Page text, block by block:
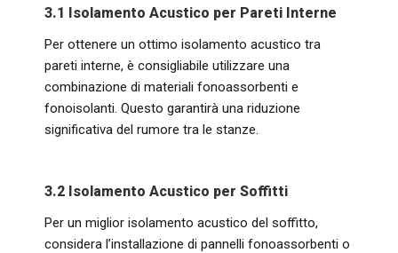
3.1 Isolamento Acustico per Pareti Interne
Per ottenere un ottimo isolamento acustico tra
pareti interne, è consigliabile utilizzare una
combinazione di materiali fonoassorbenti e
fonoisolanti. Questo garantirà una riduzione
significativa del rumore tra le stanze.
3.2 Isolamento Acustico per Soffitti
Per un miglior isolamento acustico del soffitto,
considera l’installazione di pannelli fonoassorbenti o